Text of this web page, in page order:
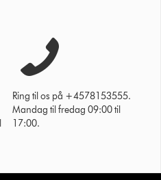
Ring til os på +4578153555.
Mandag til fredag 09:00 til
17:00.